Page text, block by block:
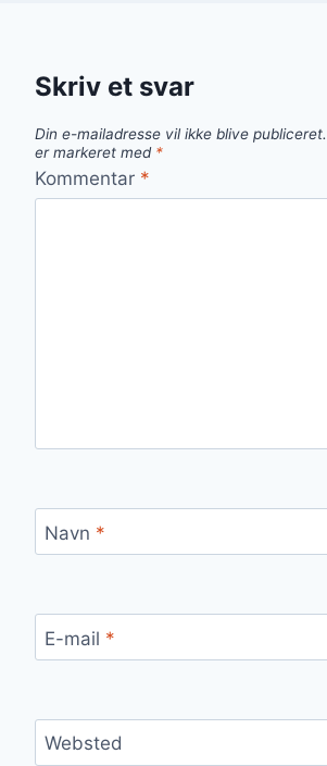
Skriv et svar
Din e-mailadresse vil ikke blive publiceret.
er markeret med *
Kommentar *
Navn *
E-mail *
Websted